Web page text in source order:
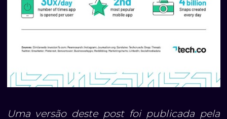
Uma versão deste post foi publicada pela